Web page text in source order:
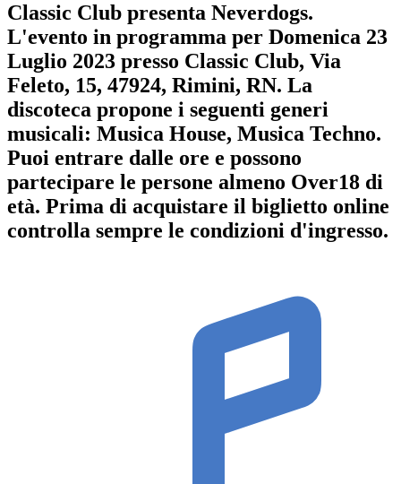
Classic Club presenta Neverdogs.
L'evento in programma per Domenica 23
Luglio 2023 presso Classic Club, Via
Feleto, 15, 47924, Rimini, RN. La
discoteca propone i seguenti generi
musicali: Musica House, Musica Techno.
Puoi entrare dalle ore e possono
partecipare le persone almeno Over18 di
età. Prima di acquistare il biglietto online
controlla sempre le condizioni d'ingresso.